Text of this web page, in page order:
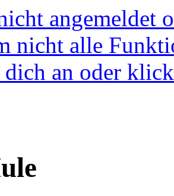
angemeldet
nicht alle
dich an oder